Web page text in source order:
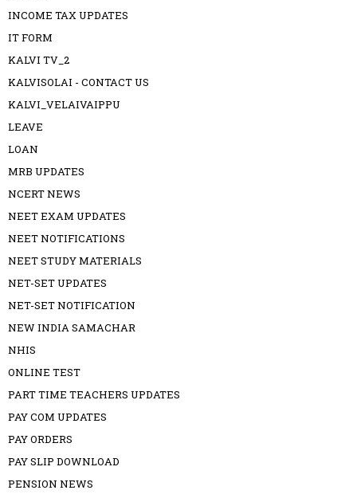
INCOME TAX UPDATES
IT FORM
KALVI TV_2
KALVISOLAI - CONTACT US
KALVI_VELAIVAIPPU
LEAVE
LOAN
MRB UPDATES
NCERT NEWS
NEET EXAM UPDATES
NEET NOTIFICATIONS
NEET STUDY MATERIALS
NET-SET UPDATES
NET-SET NOTIFICATION
NEW INDIA SAMACHAR
NHIS
ONLINE TEST
PART TIME TEACHERS UPDATES
PAY COM UPDATES
PAY ORDERS
PAY SLIP DOWNLOAD
PENSION NEWS